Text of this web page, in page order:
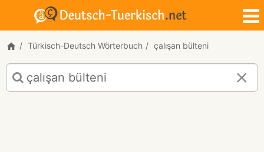
Türkisch-Deutsch Wörterbuch çalışan bülteni
Türkisch-
Deutsch
Übersetzung